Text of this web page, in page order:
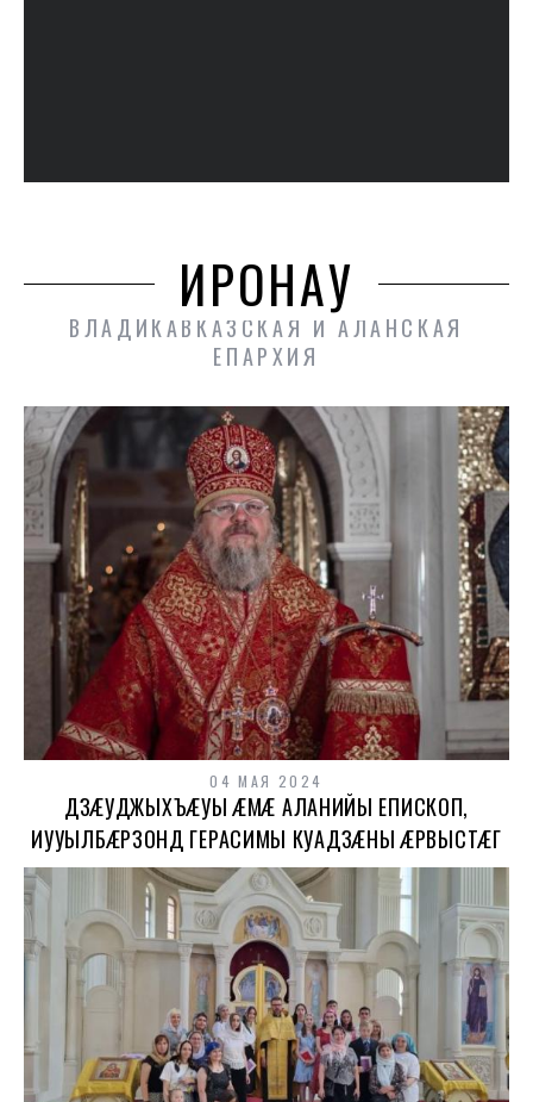
ИРОНАУ
ВЛАДИКАВКАЗСКАЯ И АЛАНСКАЯ
ЕПАРХИЯ
04 МАЯ 2024
ДЗÆУДЖЫХЪÆУЫ ÆМÆ АЛАНИЙЫ ЕПИСКОП,
ИУУЫЛБÆРЗОНД ГЕРАСИМЫ КУАДЗÆНЫ ÆРВЫСТÆГ